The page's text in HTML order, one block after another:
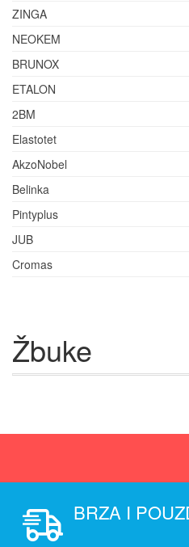
ZINGA
NEOKEM
BRUNOX
ETALON
2BM
Elastotet
AkzoNobel
Belinka
Pintyplus
JUB
Cromas
Žbuke
BRZA I